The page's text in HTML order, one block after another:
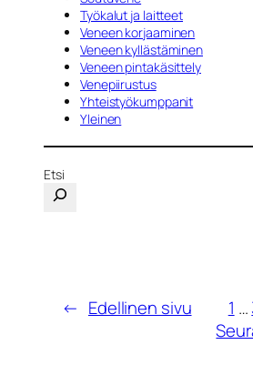
Työkalut ja laitteet
Veneen korjaaminen
Veneen kyllästäminen
Veneen pintakäsittely
Venepiirustus
Yhteistyökumppanit
Yleinen
Etsi
← Edellinen sivu 1 …